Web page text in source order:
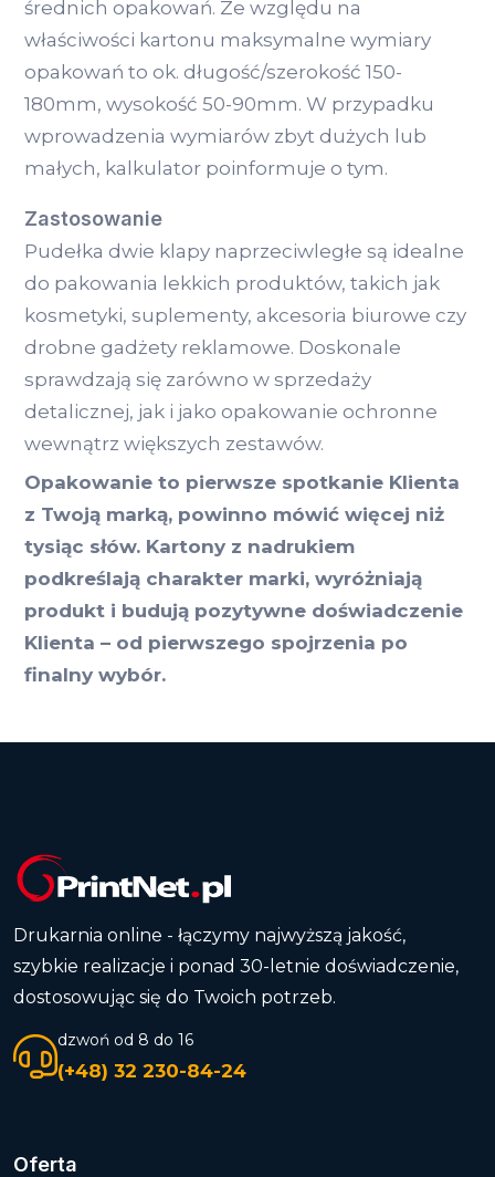
średnich opakowań. Ze względu na
właściwości kartonu maksymalne wymiary
opakowań to ok. długość/szerokość 150-
180mm, wysokość 50-90mm. W przypadku
wprowadzenia wymiarów zbyt dużych lub
małych, kalkulator poinformuje o tym.
Zastosowanie
Pudełka dwie klapy naprzeciwległe są idealne
do pakowania lekkich produktów, takich jak
kosmetyki, suplementy, akcesoria biurowe czy
drobne gadżety reklamowe. Doskonale
sprawdzają się zarówno w sprzedaży
detalicznej, jak i jako opakowanie ochronne
wewnątrz większych zestawów.
Opakowanie to pierwsze spotkanie Klienta
z Twoją marką, powinno mówić więcej niż
tysiąc słów. Kartony z nadrukiem
podkreślają charakter marki, wyróżniają
produkt i budują pozytywne doświadczenie
Klienta – od pierwszego spojrzenia po
finalny wybór.
Drukarnia online - łączymy najwyższą jakość,
szybkie realizacje i ponad 30-letnie doświadczenie,
dostosowując się do Twoich potrzeb.
dzwoń od 8 do 16
(+48) 32 230-84-24
Oferta